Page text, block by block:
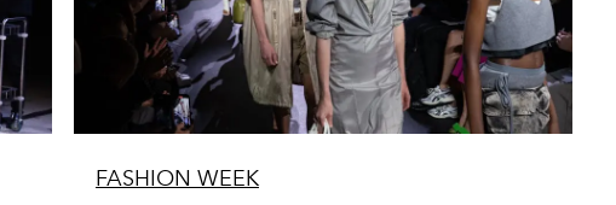
FASHION WEEK